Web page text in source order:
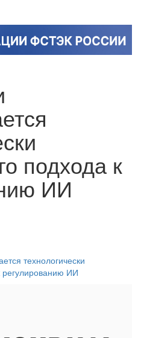
подхода к
ИИ
технологически
регулированию ИИ